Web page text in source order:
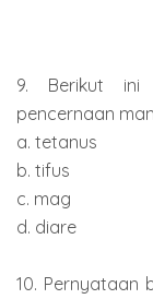
9. Berikut ini
pencernaan
a. tetanus
b. tifus
c. mag
d. diare
10. Pernyataan